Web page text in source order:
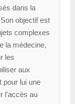
dans la
objectif est
complexes
la médecine,
les
aux
pour lui une
l'accès au